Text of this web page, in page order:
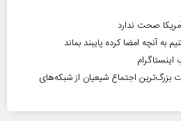
صحت ندارد
به آنچه امضا کرده پایبند بماند
روایت بزرگ‌ترین اجتماع شیعیان از شبکه‌های